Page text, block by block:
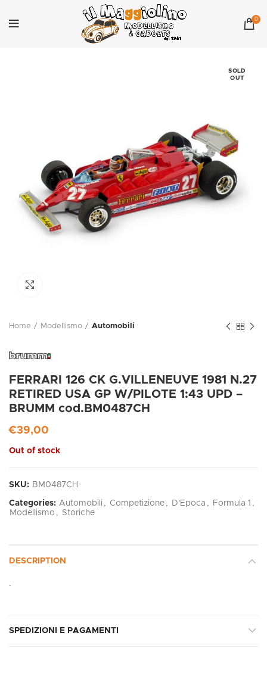
0
SOLD
OUT
Home Modellismo Automobili
FERRARI 126 CK G.VILLENEUVE 1981 N.27
RETIRED USA GP W/PILOTE 1:43 UPD –
BRUMM cod.BM0487CH
€39,00
Out of stock
SKU: BM0487CH
Categories: Automobili , Competizione , D'Epoca , Formula 1 ,
Modellismo , Storiche
DESCRIPTION
.
SPEDIZIONI E PAGAMENTI